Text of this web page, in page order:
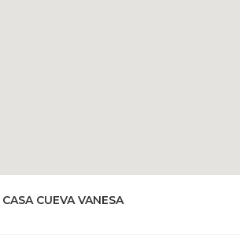
CASA CUEVA VANESA